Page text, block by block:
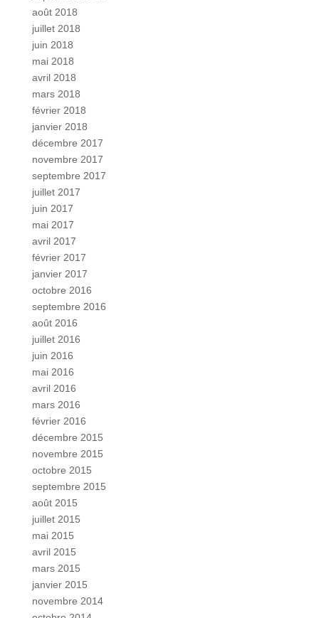
août 2018
juillet 2018
juin 2018
mai 2018
avril 2018
mars 2018
février 2018
janvier 2018
décembre 2017
novembre 2017
septembre 2017
juillet 2017
juin 2017
mai 2017
avril 2017
février 2017
janvier 2017
octobre 2016
septembre 2016
août 2016
juillet 2016
juin 2016
mai 2016
avril 2016
mars 2016
février 2016
décembre 2015
novembre 2015
octobre 2015
septembre 2015
août 2015
juillet 2015
mai 2015
avril 2015
mars 2015
janvier 2015
novembre 2014